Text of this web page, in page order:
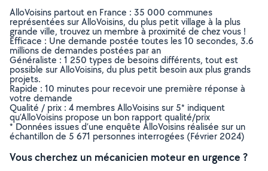
AlloVoisins partout en France : 35 000 communes
représentées sur AlloVoisins, du plus petit village à la plus
grande ville, trouvez un membre à proximité de chez vous !
Efficace : Une demande postée toutes les 10 secondes, 3.6
millions de demandes postées par an
Généraliste : 1 250 types de besoins différents, tout est
possible sur AlloVoisins, du plus petit besoin aux plus grands
projets.
Rapide : 10 minutes pour recevoir une première réponse à
votre demande
Qualité / prix : 4 membres AlloVoisins sur 5* indiquent
qu’AlloVoisins propose un bon rapport qualité/prix
* Données issues d’une enquête AlloVoisins réalisée sur un
échantillon de 5 671 personnes interrogées (Février 2024)
Vous cherchez un mécanicien moteur en urgence ?